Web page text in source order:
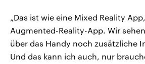
„Das ist wie eine Mixed Reality
Augmented-Reality-App. Wir
über das Handy noch zusätzliche
Und das kann ich auch, nur